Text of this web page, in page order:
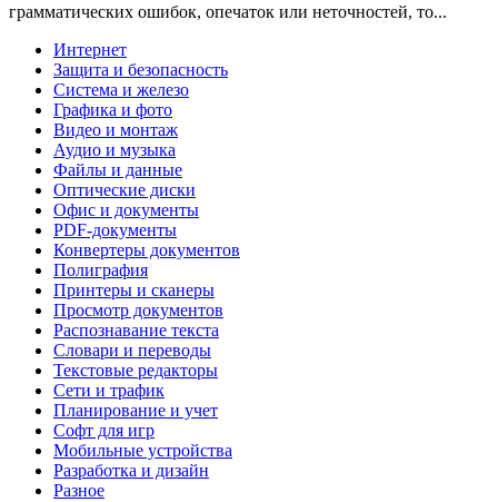
грамматических ошибок, опечаток или неточностей, то...
Интернет
Защита и безопасность
Система и железо
Графика и фото
Видео и монтаж
Аудио и музыка
Файлы и данные
Оптические диски
Офис и документы
PDF-документы
Конвертеры документов
Полиграфия
Принтеры и сканеры
Просмотр документов
Распознавание текста
Словари и переводы
Текстовые редакторы
Сети и трафик
Планирование и учет
Софт для игр
Мобильные устройства
Разработка и дизайн
Разное